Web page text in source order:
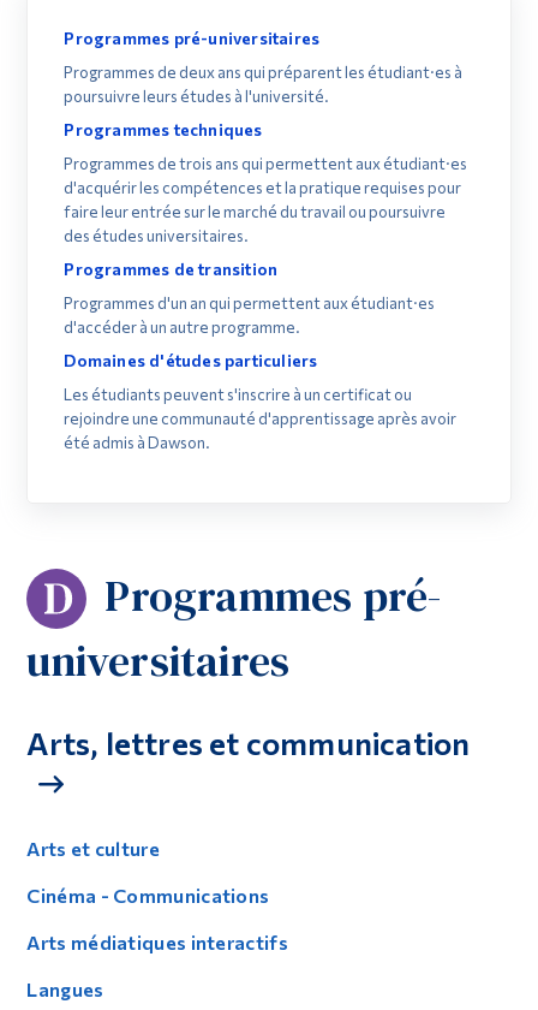
Liste alphabétique
Tous les programmes
Disciplines
Enseignement général
Cours complémentaires
Programmes pré-universitaires
Programmes de deux ans qui préparent les étudiant·es à
poursuivre leurs études à l'université.
Programmes techniques
Programmes de trois ans qui permettent aux étudiant·es
d'acquérir les compétences et la pratique requises pour
faire leur entrée sur le marché du travail ou poursuivre
des études universitaires.
Programmes de transition
Programmes d'un an qui permettent aux étudiant·es
d'accéder à un autre programme.
Domaines d'études particuliers
Les étudiants peuvent s'inscrire à un certificat ou
rejoindre une communauté d'apprentissage après avoir
été admis à Dawson.
Programmes pré-
universitaires
Arts, lettres et communication
Arts et culture
Cinéma - Communications
Arts médiatiques interactifs
Langues
Outils
Liens
Programmes
Admissions
La vie à Dawson
Qui vous êtes
Futurs étudiants
Diplômé·es et visiteur·euses